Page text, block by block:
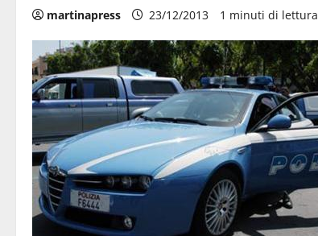
martinapress 23/12/2013 1 minuti di lettura